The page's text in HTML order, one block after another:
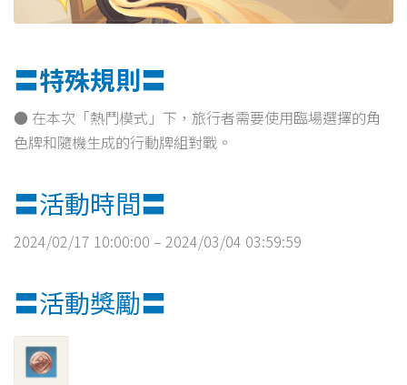
〓特殊規則〓
● 在本次「熱鬥模式」下，旅行者需要使用臨場選擇的角
色牌和隨機生成的行動牌組對戰。
〓活動時間〓
2024/02/17 10:00:00 – 2024/03/04 03:59:59
〓活動獎勵〓